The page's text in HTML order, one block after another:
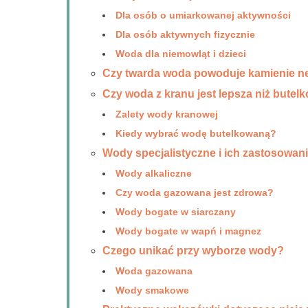
Dla osób o umiarkowanej aktywności
Dla osób aktywnych fizycznie
Woda dla niemowląt i dzieci
Czy twarda woda powoduje kamienie
Czy woda z kranu jest lepsza niż
Zalety wody kranowej
Kiedy wybrać wodę butelkowaną?
Wody specjalistyczne i ich
Wody alkaliczne
Czy woda gazowana jest zdrowa?
Wody bogate w siarczany
Wody bogate w wapń i magnez
Czego unikać przy wyborze wody?
Woda gazowana
Wody smakowe